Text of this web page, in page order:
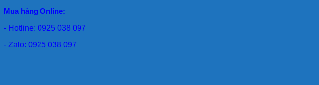
Mua hàng Online:
- Hotline: 0925 038 097
- Zalo: 0925 038 097